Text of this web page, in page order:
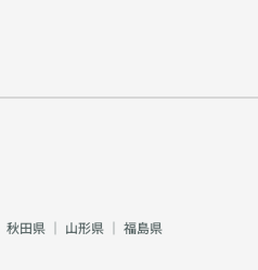
秋田県 ｜ 山形県 ｜ 福島県